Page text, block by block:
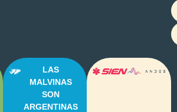
LAS
MALVINAS
SON
ARGENTINAS